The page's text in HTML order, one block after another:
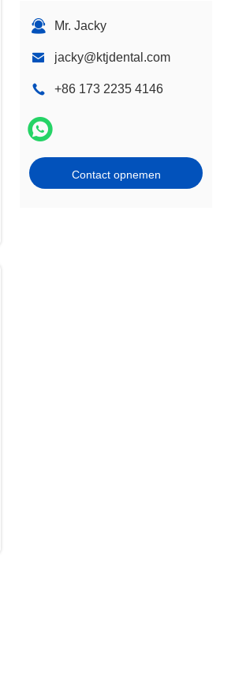
Mr. Jacky
jacky@ktjdental.com
+86 173 2235 4146
Contact opnemen